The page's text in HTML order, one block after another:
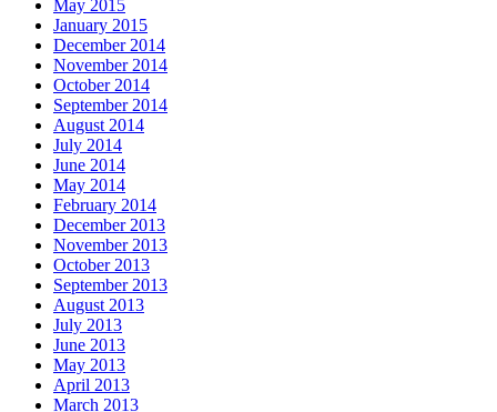
May 2015
January 2015
December 2014
November 2014
October 2014
September 2014
August 2014
July 2014
June 2014
May 2014
February 2014
December 2013
November 2013
October 2013
September 2013
August 2013
July 2013
June 2013
May 2013
April 2013
March 2013